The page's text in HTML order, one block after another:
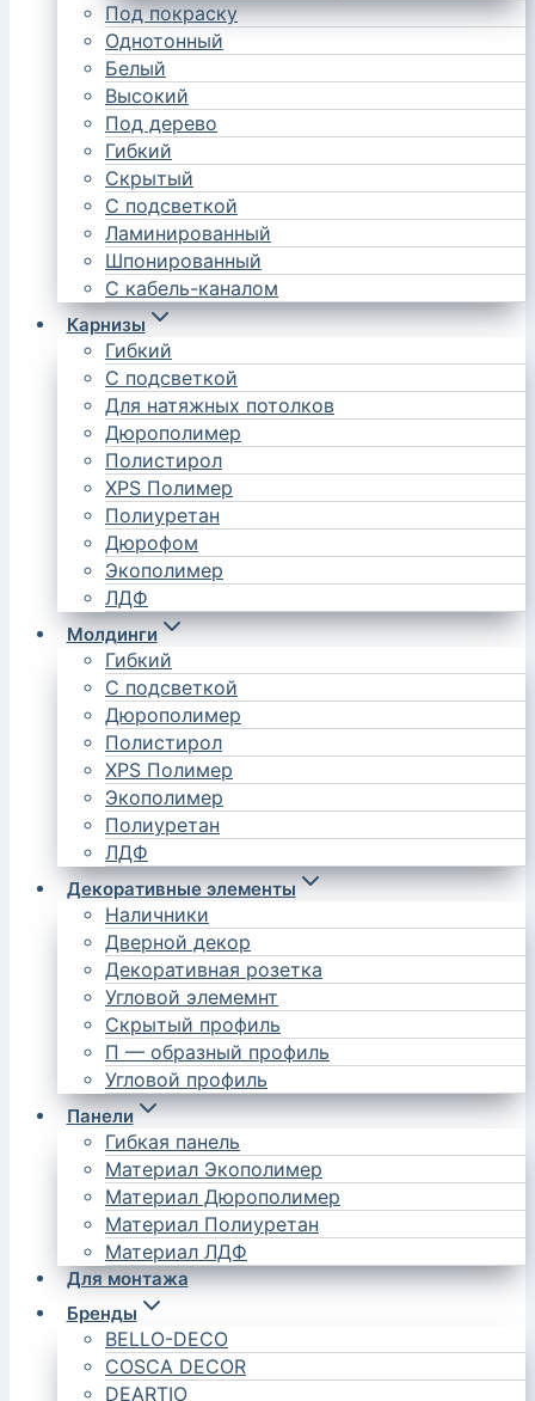
Под покраску
Однотонный
Белый
Высокий
Под дерево
Гибкий
Скрытый
С подсветкой
Ламинированный
Шпонированный
С кабель-каналом
Карнизы
Гибкий
С подсветкой
Для натяжных потолков
Дюрополимер
Полистирол
XPS Полимер
Полиуретан
Дюрофом
Экополимер
ЛДФ
Молдинги
Гибкий
С подсветкой
Дюрополимер
Полистирол
XPS Полимер
Экополимер
Полиуретан
ЛДФ
Декоративные элементы
Наличники
Дверной декор
Декоративная розетка
Угловой элемемнт
Скрытый профиль
П — образный профиль
Угловой профиль
Панели
Гибкая панель
Материал Экополимер
Материал Дюрополимер
Материал Полиуретан
Материал ЛДФ
Для монтажа
Бренды
BELLO-DECO
COSCA DECOR
DEARTIO